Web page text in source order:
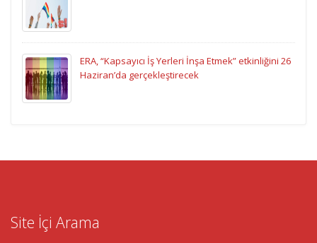
ERA, “Kapsayıcı İş Yerleri İnşa Etmek” etkinliğini 26
Haziran’da gerçekleştirecek
Site İçi Arama